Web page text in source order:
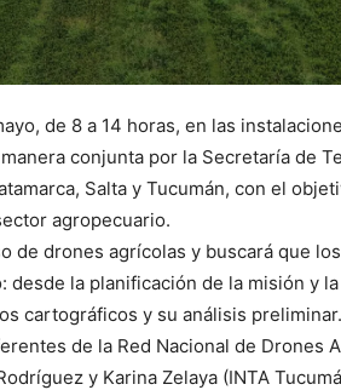
de 8 a 14 horas, en las
conjunta por la Secretaría de
Salta y Tucumán, con el
agropecuario.
de drones agrícolas y buscará que
la planificación de la misión y
cartográficos y su análisis preliminar.
de la Red Nacional de Drones
y Karina Zelaya (INTA